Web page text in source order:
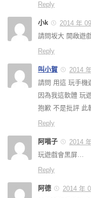
Reply
小k
2014 年
請問坂大 開啟遊
Reply
叫小賀
2014
請問 用這 玩手機
因為我這軟體 玩
抱歉 不是批評 此
Reply
阿喵子
2014
玩遊戲會黑屏…
Reply
阿德
2014 年